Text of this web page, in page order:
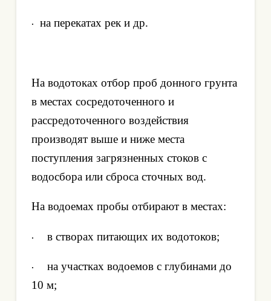
· на перекатах рек и др.
На водотоках отбор проб донного грунта
в местах сосредоточенного и
рассредоточенного воздействия
производят выше и ниже места
поступления загрязненных стоков с
водосбора или сброса сточных вод.
На водоемах пробы отбирают в местах:
· в створах питающих их водотоков;
·
на участках водоемов с глубинами до
10 м;